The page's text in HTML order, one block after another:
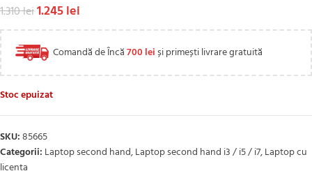
1.310lei1.245lei
Comandă de Încă700 leiși primești livrare gratuită
Stoc epuizat
SKU:85665
Categorii: Laptop second hand,Laptop second hand i3 / i5 / i7,Laptop cu
licenta